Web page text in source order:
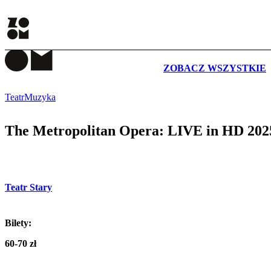
ZOBACZ WSZYSTKIE
TeatrMuzyka
The Metropolitan Opera: LIVE in HD
Teatr Stary
Bilety:
60-70 zł